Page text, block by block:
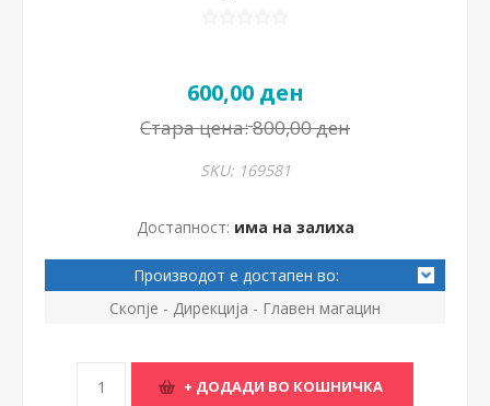
600,00 ден
Стара цена:800,00 ден
SKU: 169581
Достапност: има на залиха
Производот е достапен во:
Скопје - Дирекција - Главен магацин